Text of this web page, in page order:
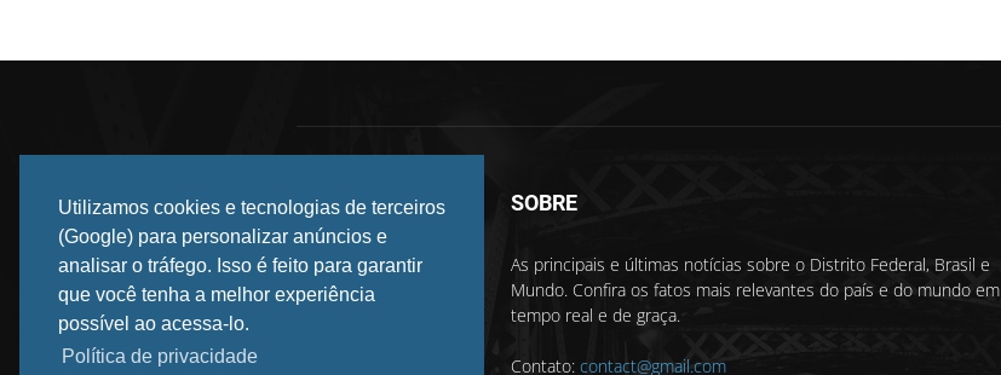
Utilizamos cookies e tecnologias de terceiros
(Google) para personalizar anúncios e
analisar o tráfego. Isso é feito para garantir
que você tenha a melhor experiência
possível ao acessa-lo.
Política de privacidade
SOBRE
As principais e últimas notícias sobre o Distrito Federal, Brasil e
Mundo. Confira os fatos mais relevantes do país e do mundo em
tempo real e de graça.
Contato:contact@gmail.com